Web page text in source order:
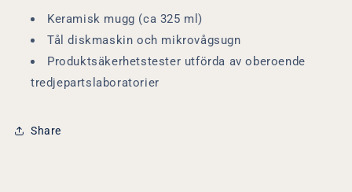
Keramisk mugg (ca 325 ml)
Tål diskmaskin och mikrovågsugn
Produktsäkerhetstester utförda av oberoende
tredjepartslaboratorier
Share